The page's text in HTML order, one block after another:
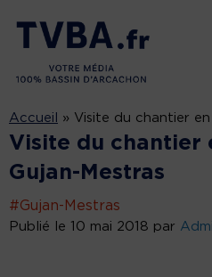
Accueil » Visite du chantier
Visite du chantier
Gujan-Mestras
#Gujan-Mestras
Publié le 10 mai 2018 par